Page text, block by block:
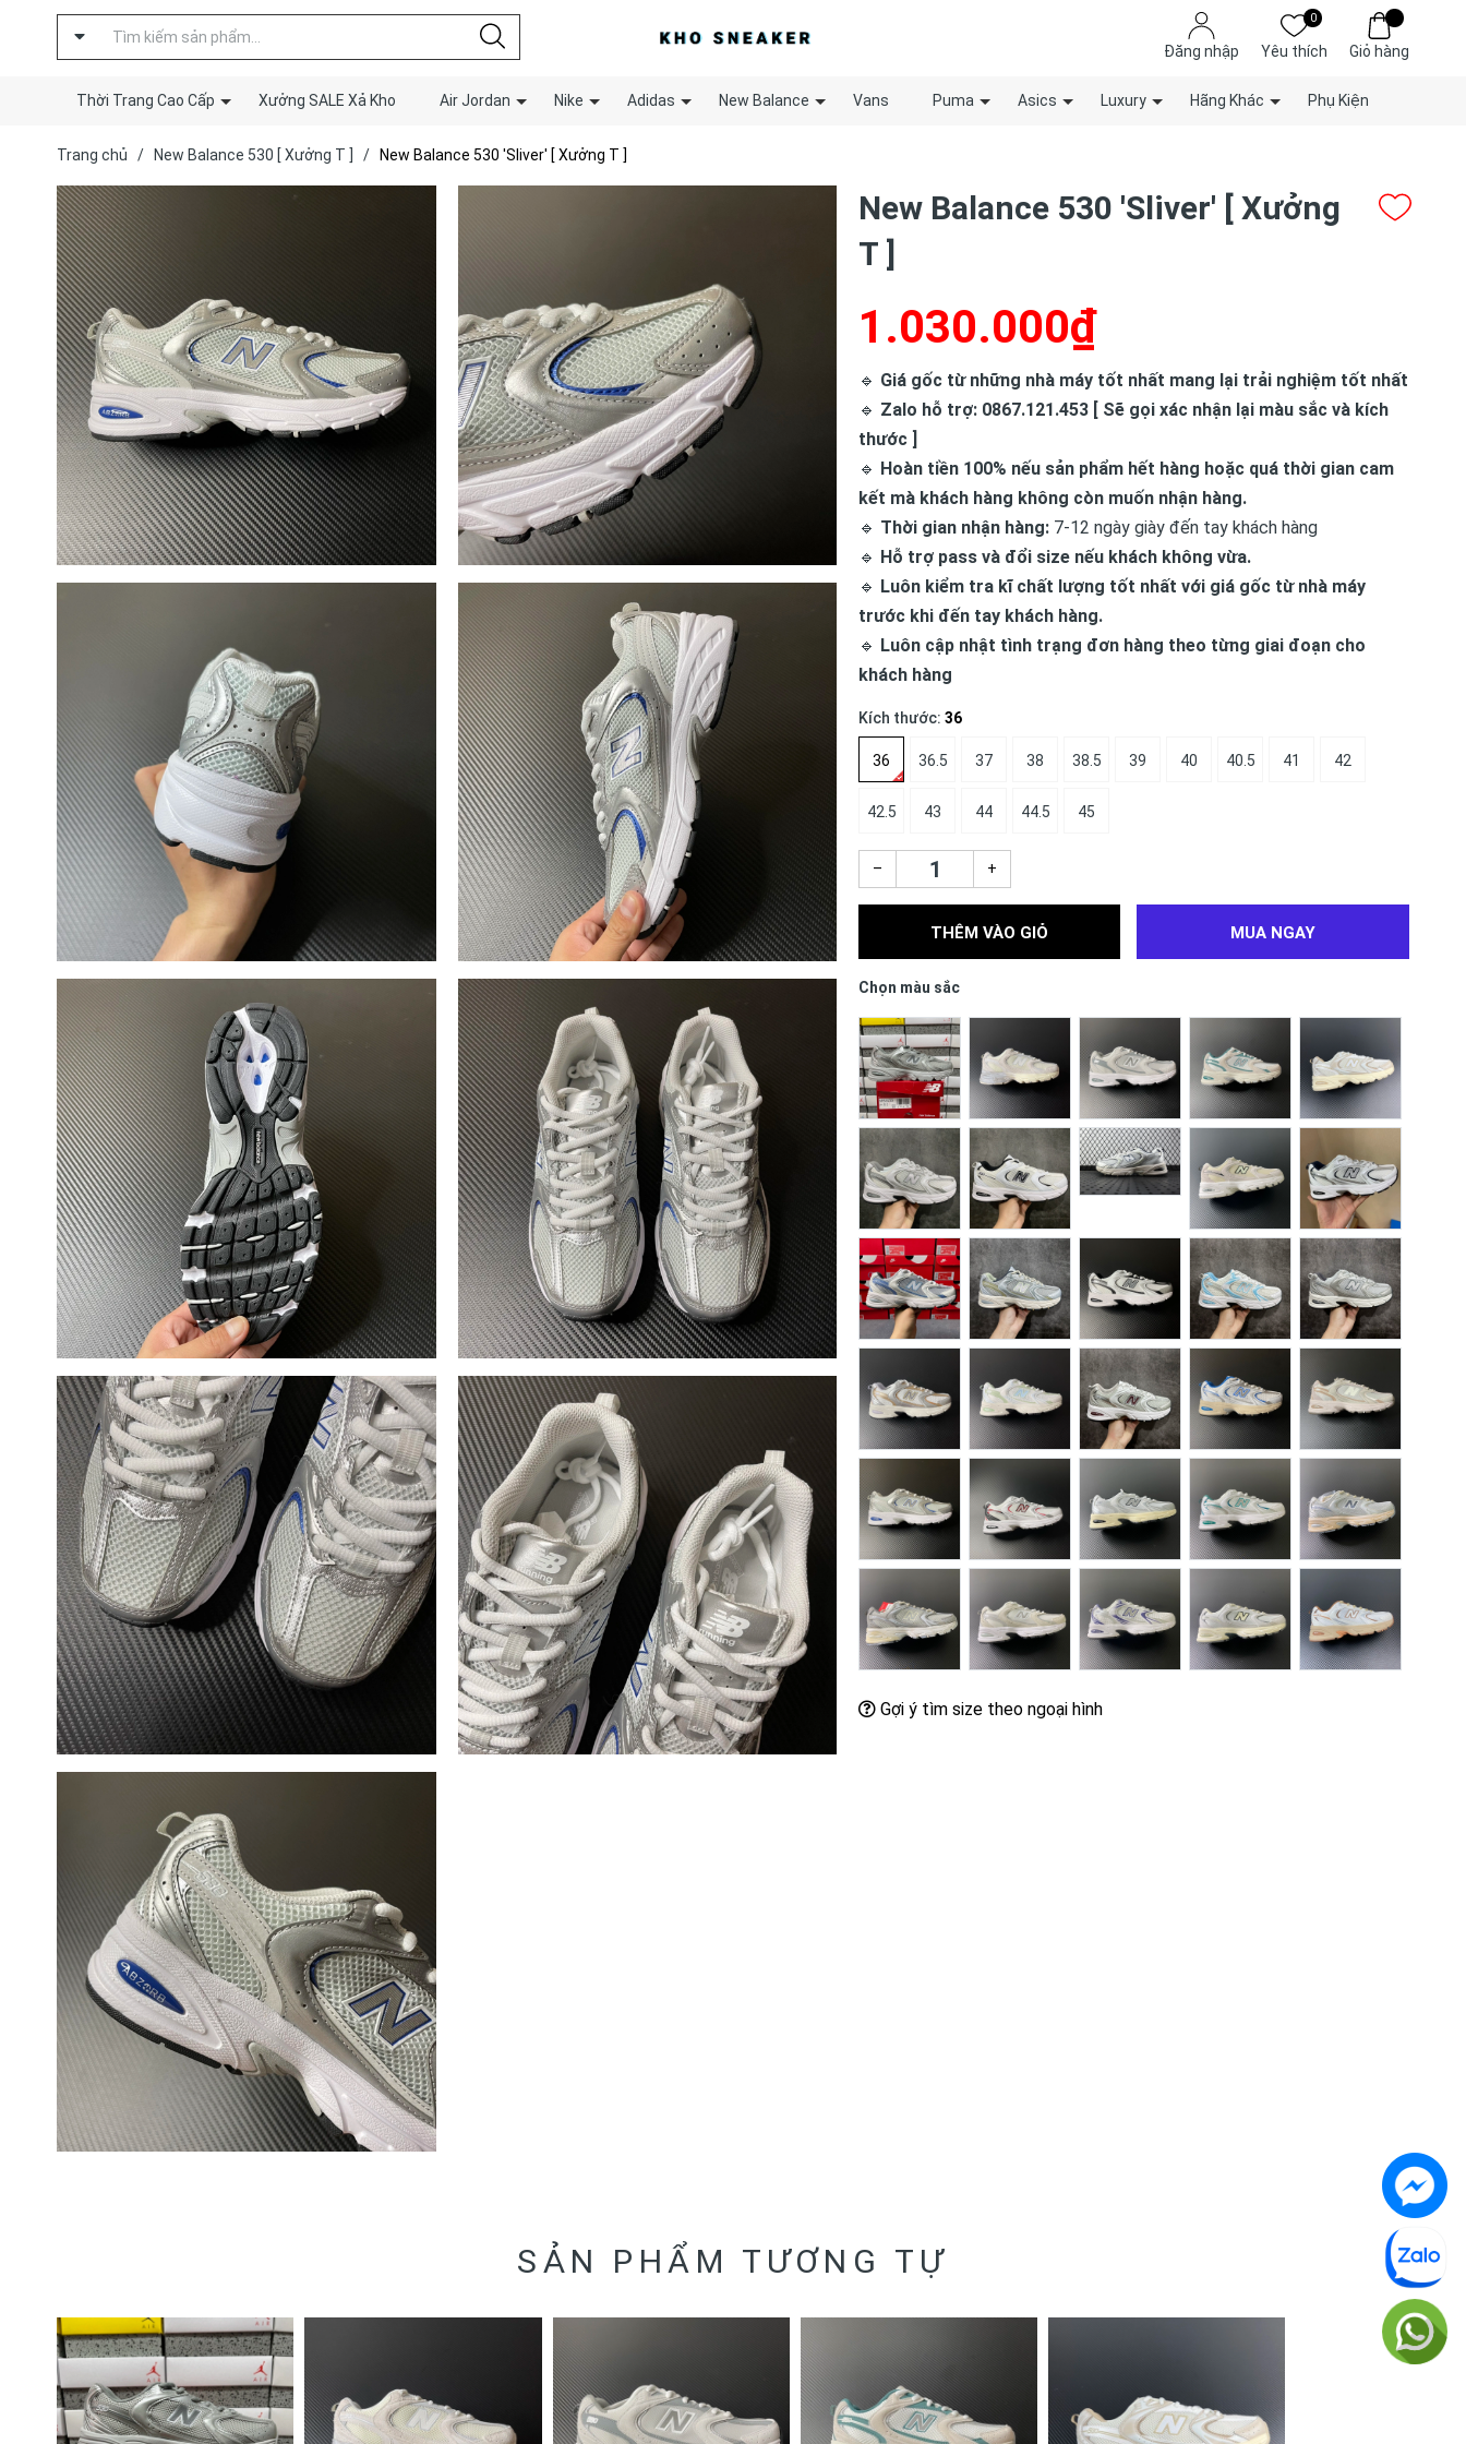
Đăng nhập
0
Yêu thích Giỏ hàng
Thời Trang Cao Cấp Xưởng SALE Xả Kho Air Jordan Nike Adidas New Balance Vans Puma Asics Luxury Hãng Khác Phụ Kiện
Trang chủ / New Balance 530 [ Xưởng T ] / New Balance 530 'Sliver' [ Xưởng T ]
New Balance 530 'Sliver' [ Xưởng
T ]
1.030.000₫
🔹 Giá gốc từ những nhà máy tốt nhất mang lại trải nghiệm tốt nhất
🔹 Zalo hỗ trợ: 0867.121.453 [ Sẽ gọi xác nhận lại màu sắc và kích
thước ]
🔹 Hoàn tiền 100% nếu sản phẩm hết hàng hoặc quá thời gian cam
kết mà khách hàng không còn muốn nhận hàng.
🔹 Thời gian nhận hàng: 7-12 ngày giày đến tay khách hàng
🔹 Hỗ trợ pass và đổi size nếu khách không vừa.
🔹 Luôn kiểm tra kĩ chất lượng tốt nhất với giá gốc từ nhà máy
trước khi đến tay khách hàng.
🔹 Luôn cập nhật tình trạng đơn hàng theo từng giai đoạn cho
khách hàng
Kích thước: 36
36 36.5 37 38 38.5 39 40 40.5 41 42
42.5 43 44 44.5 45
– +
THÊM VÀO GIỎ MUA NGAY
Chọn màu sắc
Gợi ý tìm size theo ngoại hình
SẢN PHẨM TƯƠNG TỰ